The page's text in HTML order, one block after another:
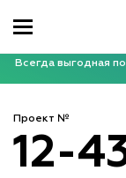
Всегда выгодная
Проект №
12-